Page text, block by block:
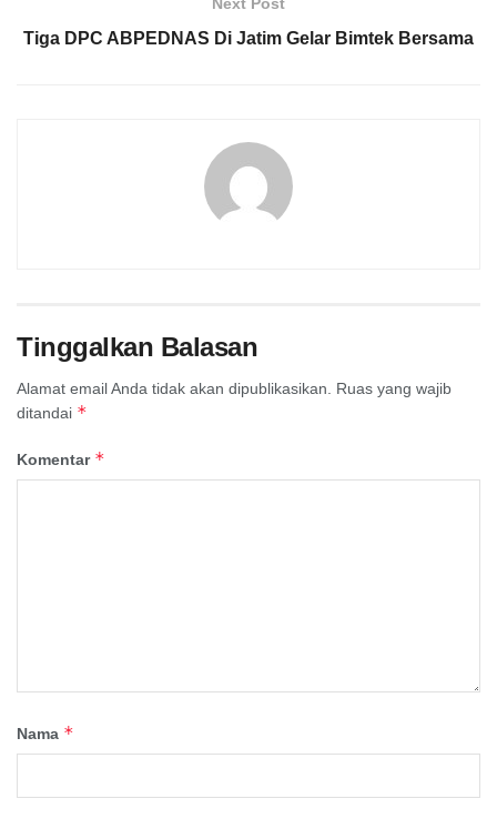
Tiga DPC ABPEDNAS Di Jatim Gelar Bimtek Bersama
Tinggalkan Balasan
Alamat email Anda tidak akan dipublikasikan.
Ruas yang wajib
ditandai *
Komentar *
Nama *